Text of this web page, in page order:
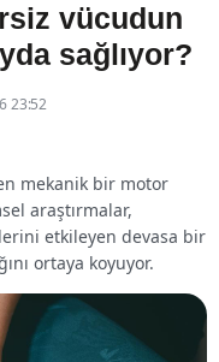
vücudun
sağlıyor?
23:52
mekanik bir motor
araştırmalar,
etkileyen devasa bir
ortaya koyuyor.